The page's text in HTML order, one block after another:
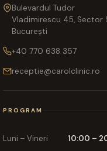
Bulevardul Tudor
Vladimirescu 45, Sector
București
+40 770 638 357
receptie@carolclinic.ro
PROGRAM
Luni – Vineri 10:00 –